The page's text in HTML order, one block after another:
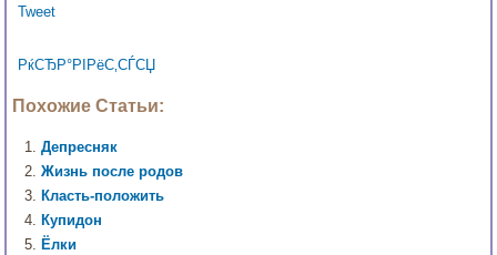
Tweet
РќСЂР°РІРёС‚СЃСЏ
Похожие Статьи:
Депресняк
Жизнь после родов
Класть-положить
Купидон
Ёлки